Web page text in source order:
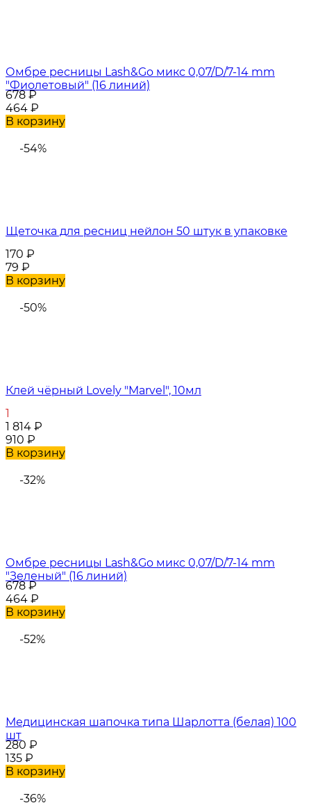
Омбре ресницы Lash&Go микс 0,07/D/7-14 mm
"Фиолетовый" (16 линий)
678₽
464 ₽
В корзину
-54%
Щеточка для ресниц нейлон 50 штук в упаковке
170 ₽
79 ₽
В корзину
-50%
Клей чёрный Lovely "Marvel", 10мл
1
1 814 ₽
910 ₽
В корзину
-32%
Омбре ресницы Lash&Go микс 0,07/D/7-14 mm
"Зеленый" (16 линий)
678₽
464 ₽
В корзину
-52%
Медицинская шапочка типа Шарлотта (белая) 100
шт
280 ₽
135 ₽
В корзину
-36%